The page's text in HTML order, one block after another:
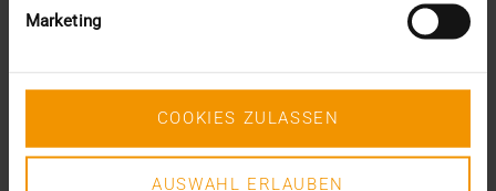
Marketing
COOKIES ZULASSEN
AUSWAHL ERLAUBEN